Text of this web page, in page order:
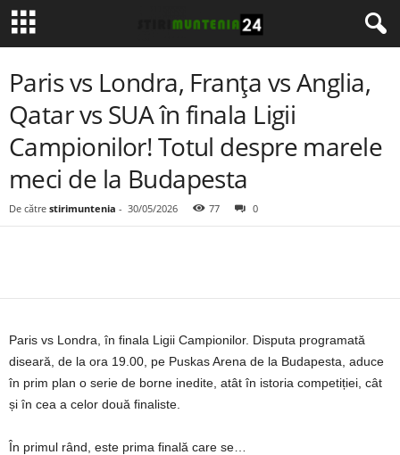
Paris vs Londra, Franța vs Anglia,
Qatar vs SUA în finala Ligii
Campionilor! Totul despre marele
meci de la Budapesta
De către stirimuntenia - 30/05/2026 77 0
Paris vs Londra, în finala Ligii Campionilor. Disputa programată
diseară, de la ora 19.00, pe Puskas Arena de la Budapesta, aduce
în prim plan o serie de borne inedite, atât în istoria competiției, cât
și în cea a celor două finaliste.
În primul rând, este prima finală care se…